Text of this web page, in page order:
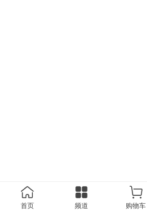
首页 频道 购物车